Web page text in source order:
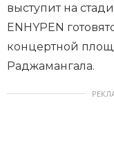
выступит на
ENHYPEN
концертной
Раджамангала.